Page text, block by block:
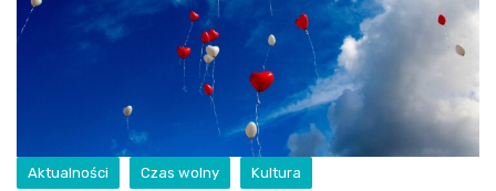
Aktualności Czas wolny Kultura